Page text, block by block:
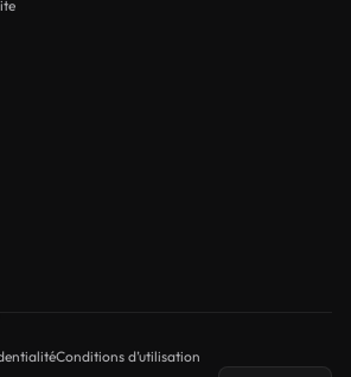
Conditions d’utilisation